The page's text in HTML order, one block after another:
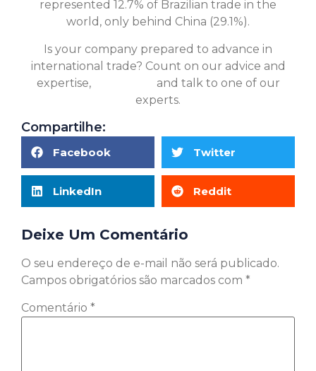
represented 12.7% of Brazilian trade in the
world, only behind China (29.1%).
Is your company prepared to advance in
international trade? Count on our advice and
expertise,
and talk to one of our
experts.
Compartilhe:
Facebook Twitter
LinkedIn Reddit
Deixe Um Comentário
O seu endereço de e-mail não será publicado.
Campos obrigatórios são marcados com *
Comentário *